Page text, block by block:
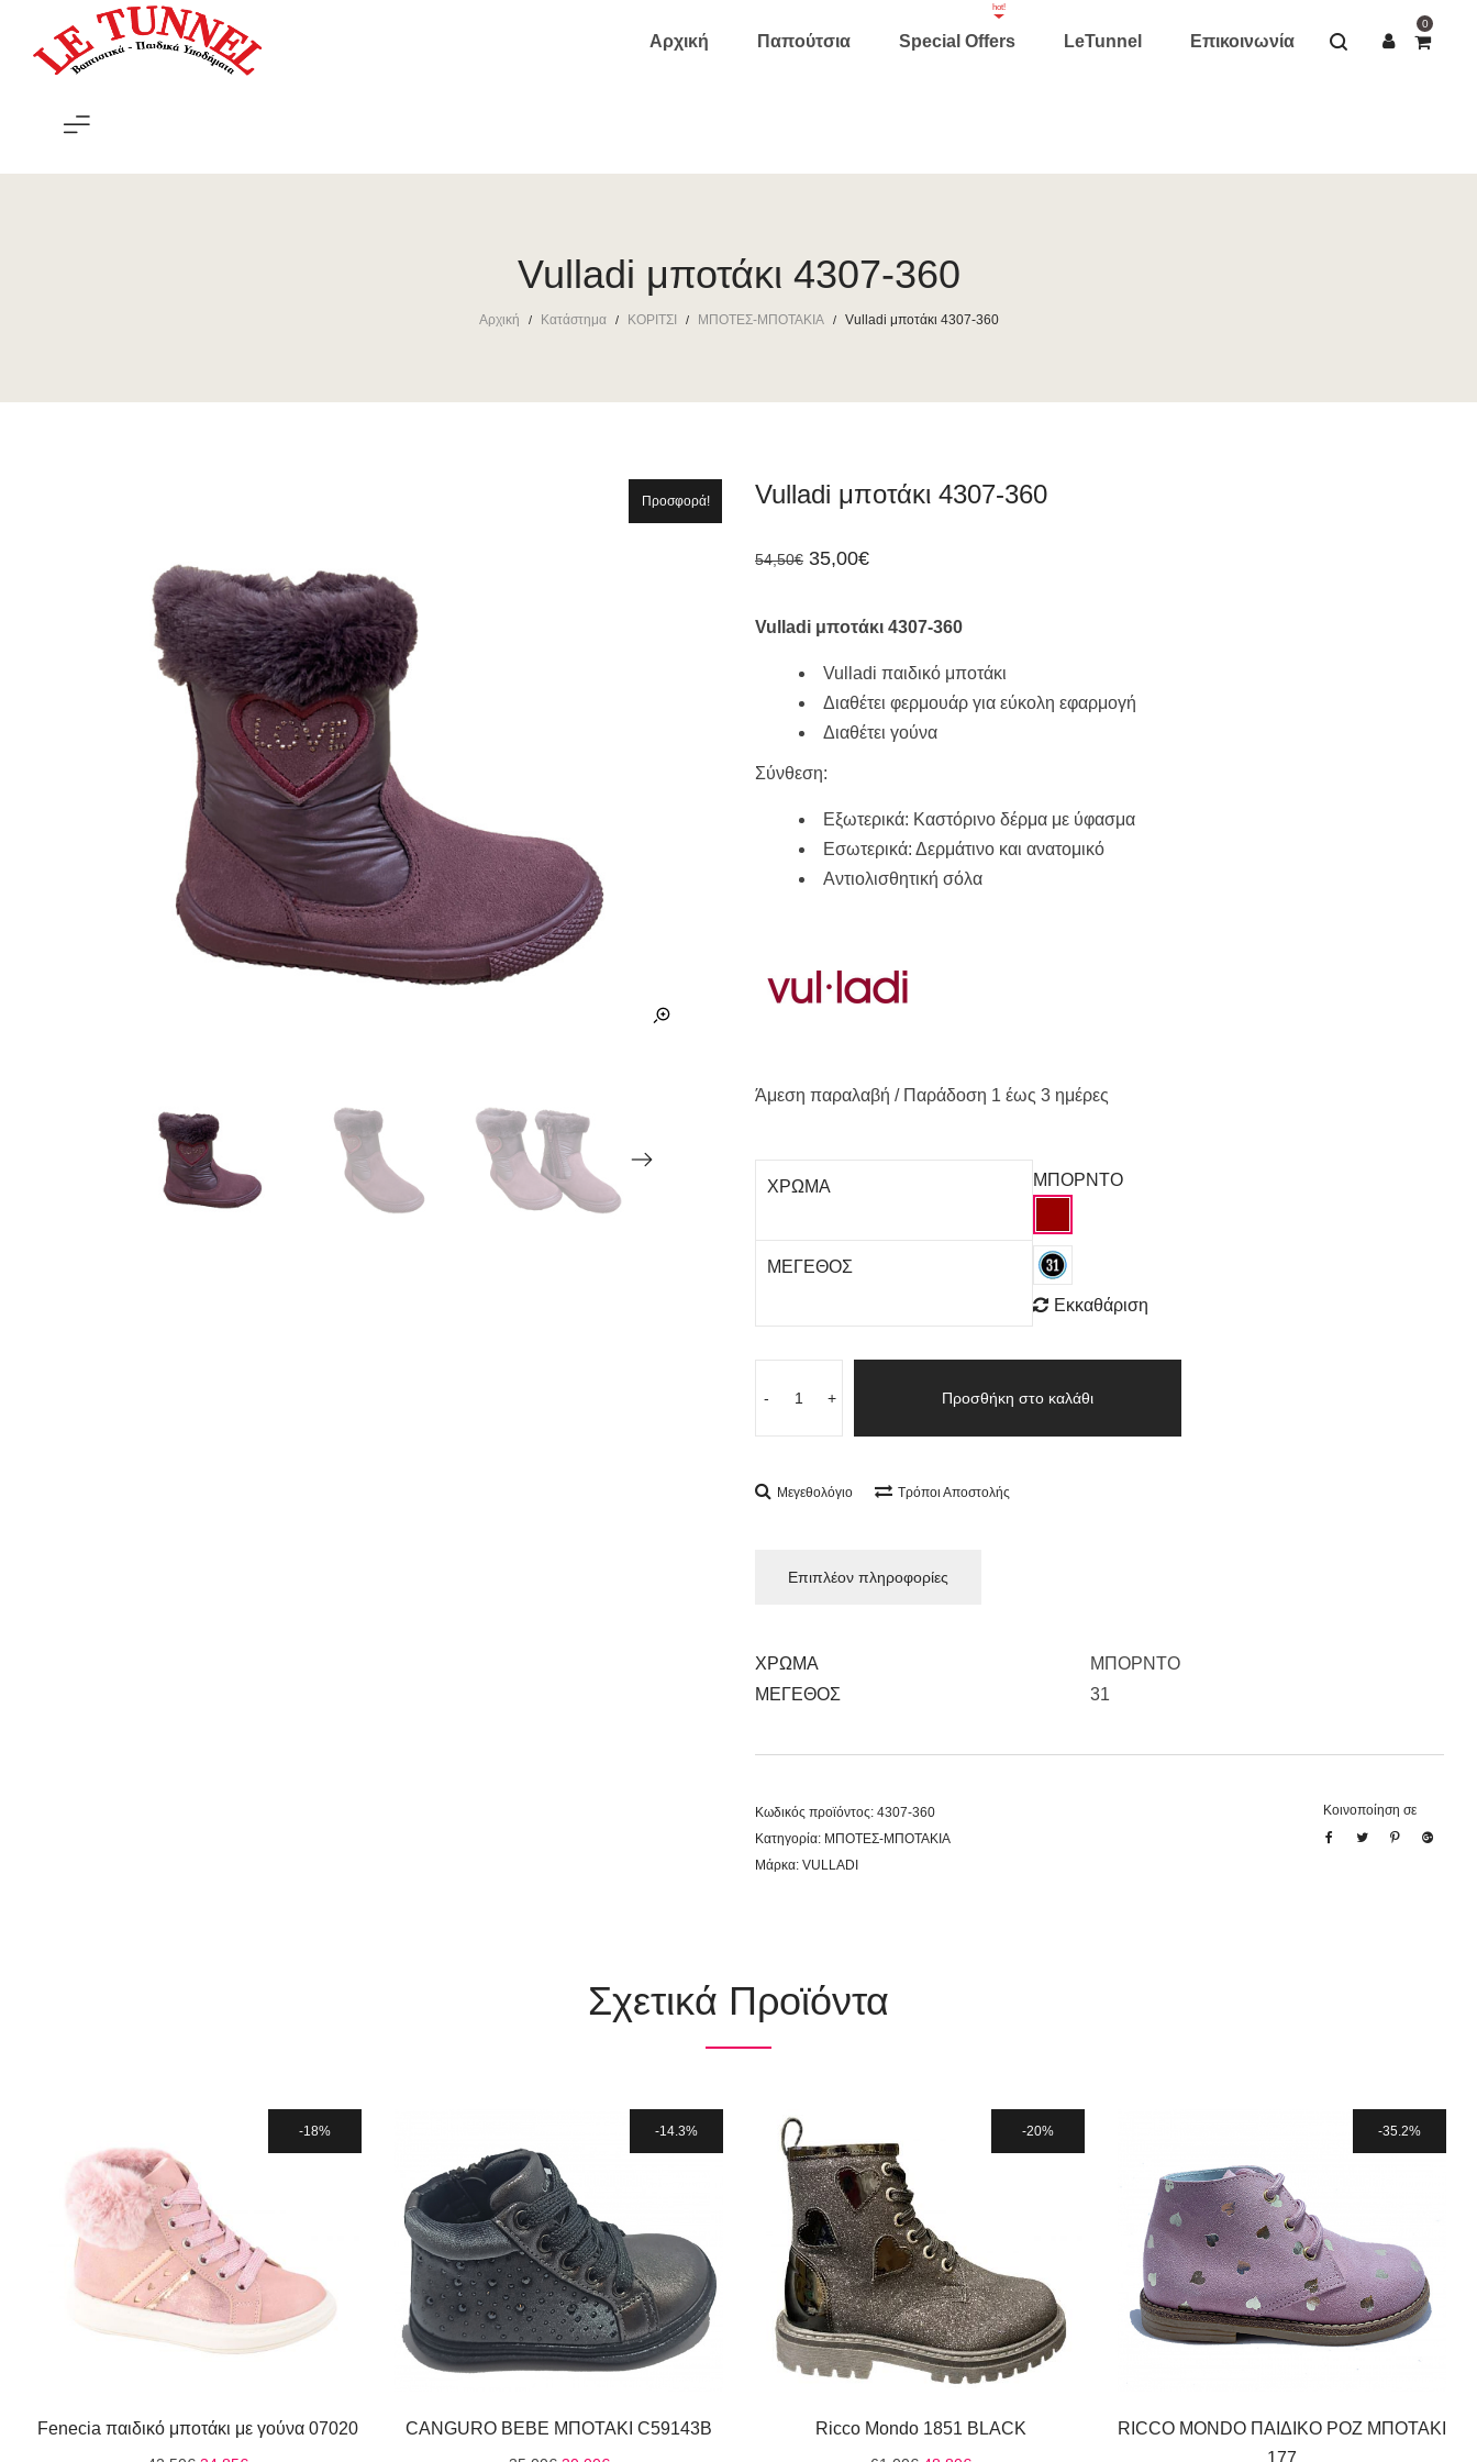
0
Αρχική Παπούτσια Special Offers
hot!
LeTunnel Επικοινωνία
Vulladi μποτάκι 4307-360
Αρχική / Κατάστημα / ΚΟΡΙΤΣΙ / ΜΠΟΤΕΣ-ΜΠΟΤΑΚΙΑ / Vulladi μποτάκι 4307-360
Προσφορά! Vulladi μποτάκι 4307-360
54,50€ Original
54,50€.
35,00€Η
είναι:
35,00€.
Vulladi μποτάκι 4307-360
Vulladi παιδικό μποτάκι
Διαθέτει φερμουάρ για εύκολη εφαρμογή
Διαθέτει γούνα
Σύνθεση:
Εξωτερικά: Καστόρινο δέρμα με ύφασμα
Εσωτερικά: Δερμάτινο και ανατομικό
Αντιολισθητική σόλα
Άμεση παραλαβή / Παράδoση 1 έως 3 ημέρες
ΧΡΩΜΑ ΜΠΟΡΝΤΟ
ΜΕΓΕΘΟΣ
Εκκαθάριση
- + Προσθήκη στο καλάθι
Μεγεθολόγιο Τρόποι Αποστολής
Επιπλέον πληροφορίες
ΧΡΩΜΑ
ΜΠΟΡΝΤΟ
ΜΕΓΕΘΟΣ
31
Κωδικός προϊόντος: 4307-360
Κατηγορία: ΜΠΟΤΕΣ-ΜΠΟΤΑΚΙΑ
Μάρκα: VULLADI
Κοινοποίηση σε
Σχετικά Προϊόντα
18%
Fenecia παιδικό μποτάκι με γούνα 07020
14.3%
CANGURO BEBE ΜΠΟΤΑΚΙ C59143B
20%
Ricco Mondo 1851 BLACK
35.2%
RICCO MONDO ΠΑΙΔΙΚΟ ΡΟΖ ΜΠΟΤΑΚΙ
177